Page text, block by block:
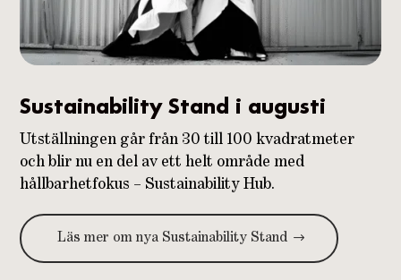
Sustainability Stand i augusti
Utställningen går från 30 till 100 kvadratmeter
och blir nu en del av ett helt område med
hållbarhetfokus – Sustainability Hub.
Läs mer om nya Sustainability Stand